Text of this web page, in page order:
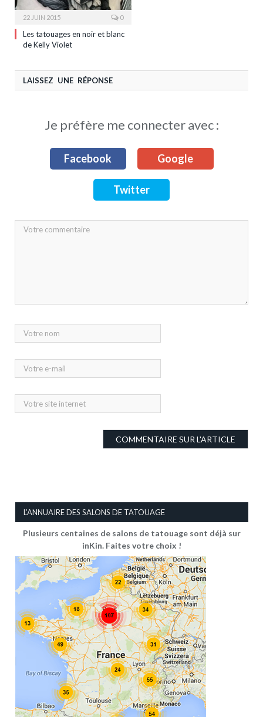
22 JUIN 2015 0
Les tatouages en noir et blanc
de Kelly Violet
LAISSEZ UNE RÉPONSE
Je préfère me connecter avec :
Facebook Google
Twitter
L’ANNUAIRE DES SALONS DE TATOUAGE
Plusieurs centaines de salons de tatouage sont déjà sur
inKin. Faites votre choix !